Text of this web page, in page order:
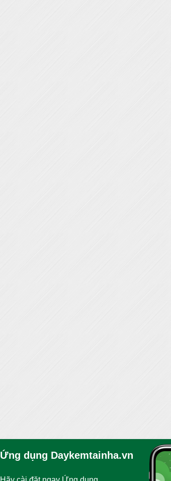
Ứng dụng Daykemtainha.vn